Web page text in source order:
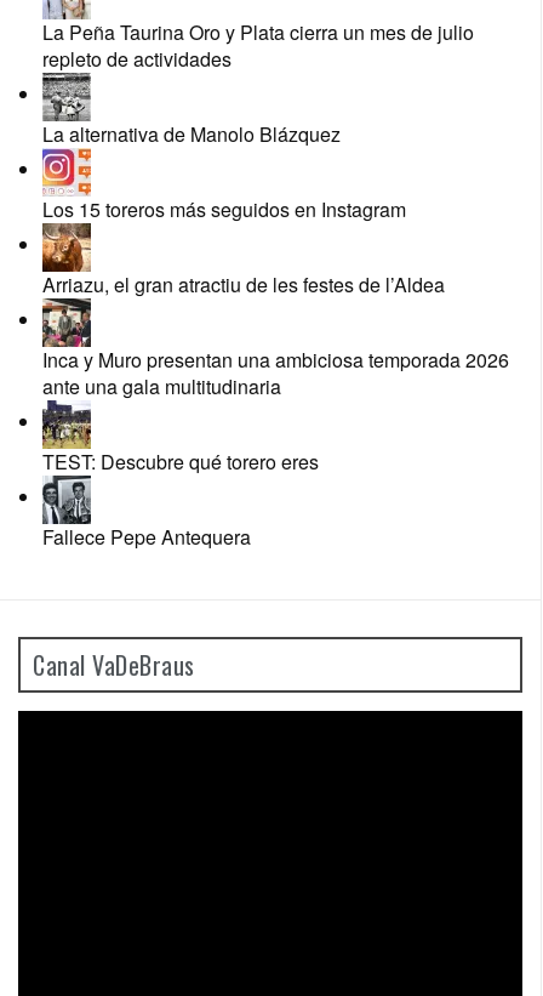
La Peña Taurina Oro y Plata cierra un mes de julio
repleto de actividades
La alternativa de Manolo Blázquez
Los 15 toreros más seguidos en Instagram
Arriazu, el gran atractiu de les festes de l’Aldea
Inca y Muro presentan una ambiciosa temporada 2026
ante una gala multitudinaria
TEST: Descubre qué torero eres
Fallece Pepe Antequera
Canal VaDeBraus